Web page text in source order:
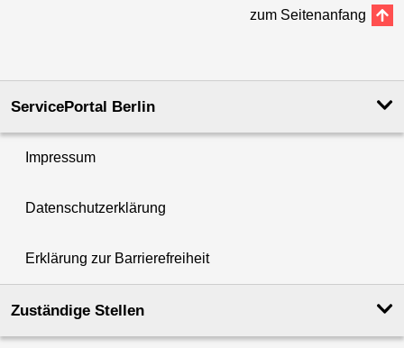
zum Seitenanfang
ServicePortal Berlin
Impressum
Datenschutzerklärung
Erklärung zur Barrierefreiheit
Zuständige Stellen